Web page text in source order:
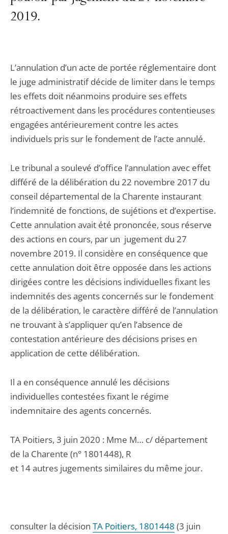
2019.
L’annulation d’un acte de portée réglementaire dont
le juge administratif décide de limiter dans le temps
les effets doit néanmoins produire ses effets
rétroactivement dans les procédures contentieuses
engagées antérieurement contre les actes
individuels pris sur le fondement de l’acte annulé.
Le tribunal a soulevé d’office l’annulation avec effet
différé de la délibération du 22 novembre 2017 du
conseil départemental de la Charente instaurant
l’indemnité de fonctions, de sujétions et d’expertise.
Cette annulation avait été prononcée, sous réserve
des actions en cours, par un jugement du 27
novembre 2019. Il considère en conséquence que
cette annulation doit être opposée dans les actions
dirigées contre les décisions individuelles fixant les
indemnités des agents concernés sur le fondement
de la délibération, le caractère différé de l’annulation
ne trouvant à s’appliquer qu’en l’absence de
contestation antérieure des décisions prises en
application de cette délibération.
Il a en conséquence annulé les décisions
individuelles contestées fixant le régime
indemnitaire des agents concernés.
TA Poitiers, 3 juin 2020 : Mme M… c/ département
de la Charente (n° 1801448), R
et 14 autres jugements similaires du même jour.
consulter la décision TA Poitiers, 1801448 (3 juin